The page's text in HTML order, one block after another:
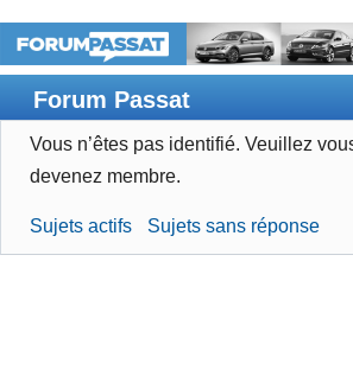
Forum Passat
Accueil
Devenir membre
Vous n’êtes pas identifié. Veuillez
devenez membre.
Sujets actifs Sujets sans réponse